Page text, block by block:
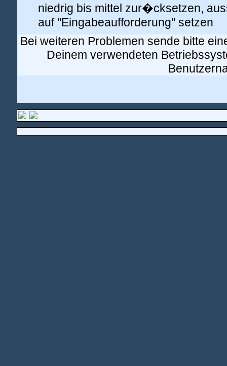
niedrig bis mittel zur�cksetzen,
auf "Eingabeaufforderung" setzen
Bei weiteren Problemen sende bitte
Deinem verwendeten